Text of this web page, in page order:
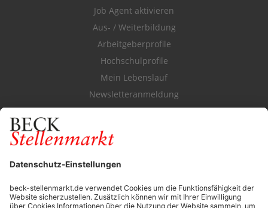
Job Agent aktivieren
Aus- / Weiterbildung
Arbeitgeberprofile
Hochschulprofile
Mein Lebenslauf
Newsletteranmeldung
Durchsuchen Sie den Stellenkatalog
FÜR ARBEITGEBER
Stellenmarktpreise
Anzeigen-AGB
Media-Daten